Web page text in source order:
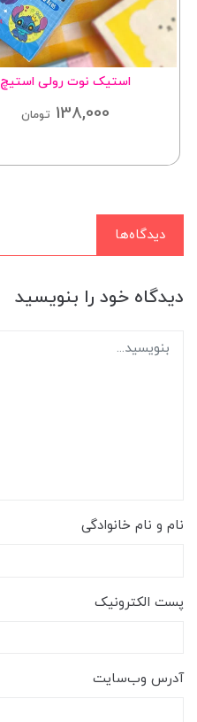
استیک نوت رولی استیچ
138,000 تومان
دیدگاه‌ها
دیدگاه خود را بنویسید
نام و نام خانوادگی
پست الکترونیک
آدرس وب‌سایت